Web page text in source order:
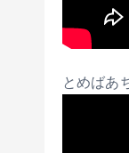
とめばあ